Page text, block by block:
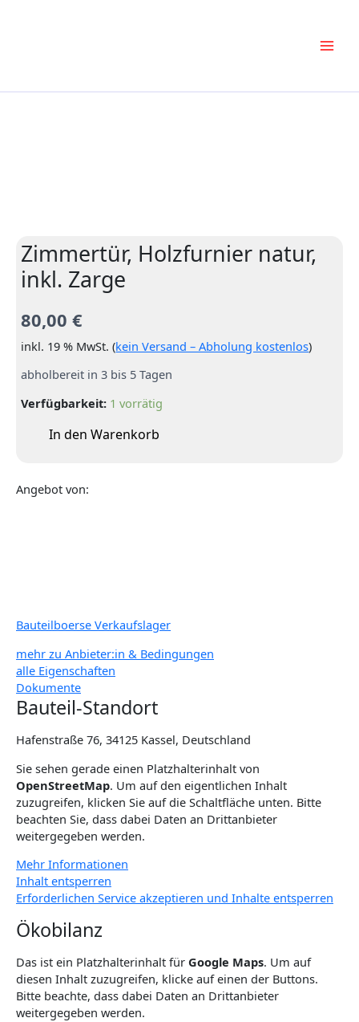
Zimmertür, Holzfurnier natur,
inkl. Zarge
80,00€
inkl. 19 % MwSt. (kein Versand – Abholung kostenlos)
abholbereit in 3 bis 5 Tagen
Verfügbarkeit: 1 vorrätig
In den Warenkorb
Angebot von:
Bauteilboerse Verkaufslager
mehr zu Anbieter:in & Bedingungen
alle Eigenschaften
Dokumente
Bauteil-Standort
Hafenstraße 76, 34125 Kassel, Deutschland
Sie sehen gerade einen Platzhalterinhalt von
OpenStreetMap. Um auf den eigentlichen Inhalt
zuzugreifen, klicken Sie auf die Schaltfläche unten. Bitte
beachten Sie, dass dabei Daten an Drittanbieter
weitergegeben werden.
Mehr Informationen
Inhalt entsperren
Erforderlichen Service akzeptieren und Inhalte entsperren
Ökobilanz
Das ist ein Platzhalterinhalt für Google Maps. Um auf
diesen Inhalt zuzugreifen, klicke auf einen der Buttons.
Bitte beachte, dass dabei Daten an Drittanbieter
weitergegeben werden.